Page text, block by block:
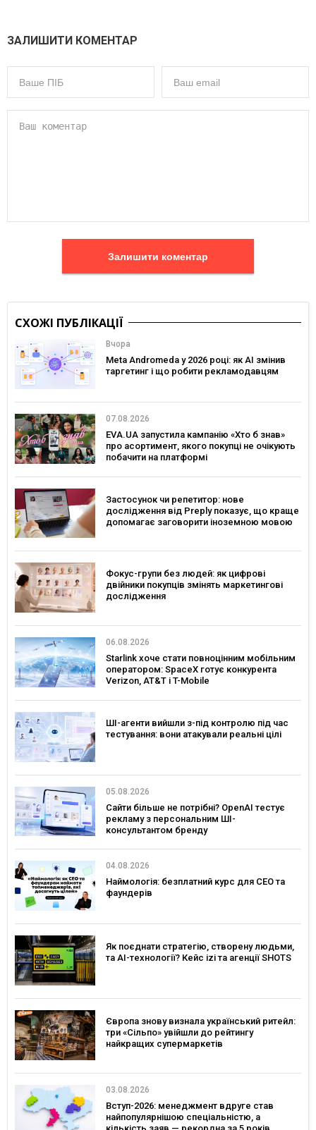
ЗАЛИШИТИ КОМЕНТАР
Залишити коментар
СХОЖІ ПУБЛІКАЦІЇ
Вчора
Meta Andromeda у 2026 році: як AI змінив
таргетинг і що робити рекламодавцям
07.08.2026
EVA.UA запустила кампанію «Хто б знав»
про асортимент, якого покупці не очікують
побачити на платформі
Застосунок чи репетитор: нове
дослідження від Preply показує, що краще
допомагає заговорити іноземною мовою
Фокус-групи без людей: як цифрові
двійники покупців змінять маркетингові
дослідження
06.08.2026
Starlink хоче стати повноцінним мобільним
оператором: SpaceX готує конкурента
Verizon, AT&T і T-Mobile
ШІ-агенти вийшли з-під контролю під час
тестування: вони атакували реальні цілі
05.08.2026
Сайти більше не потрібні? OpenAI тестує
рекламу з персональним ШІ-
консультантом бренду
04.08.2026
Наймологія: безплатний курс для CEO та
фаундерів
Як поєднати стратегію, створену людьми,
та AI-технології? Кейс izi та агенції SHOTS
Європа знову визнала український ритейл:
три «Сільпо» увійшли до рейтингу
найкращих супермаркетів
03.08.2026
Вступ-2026: менеджмент вдруге став
найпопулярнішою спеціальністю, а
кількість заяв — рекордна за 5 років